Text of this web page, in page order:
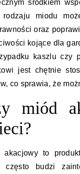
środkiem
rodzaju miodu
oraz
kojące dla
kaszlu czy
jest chętnie
co sprawia, że
miód
akacjowy to
często budzi